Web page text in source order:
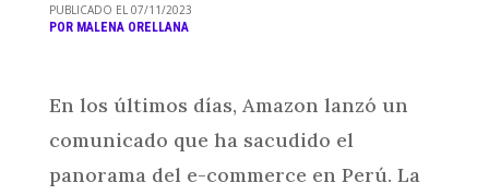
PUBLICADO EL 07/11/2023
POR MALENA ORELLANA
En los últimos días, Amazon lanzó un
comunicado que ha sacudido el
panorama del e-commerce en Perú. La